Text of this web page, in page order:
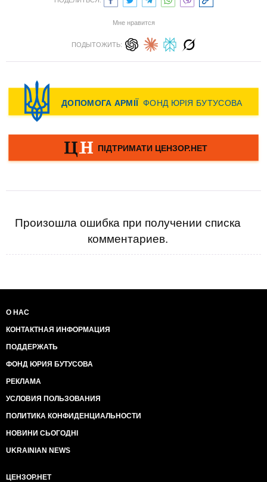
Мне нравится
ПОДЫТОЖИТЬ:
Произошла ошибка при получении списка
комментариев.
О НАС
КОНТАКТНАЯ ИНФОРМАЦИЯ
ПОДДЕРЖАТЬ
ФОНД ЮРИЯ БУТУСОВА
РЕКЛАМА
УСЛОВИЯ ПОЛЬЗОВАНИЯ
ПОЛИТИКА КОНФИДЕНЦИАЛЬНОСТИ
НОВИНИ СЬОГОДНІ
UKRAINIAN NEWS
ЦЕНЗОР.НЕТ